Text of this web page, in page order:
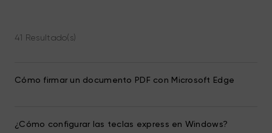
41 Resultado(s)
Cómo firmar un documento PDF con Microsoft Edge
¿Cómo configurar las teclas express en Windows?